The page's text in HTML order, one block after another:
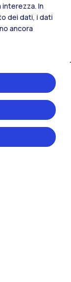
In
dei dati, i dati
ancora